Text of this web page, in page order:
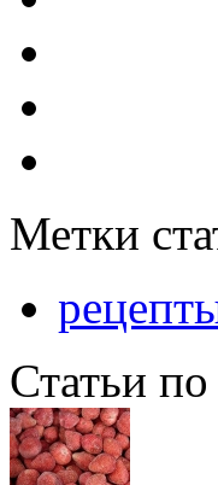
Метки
Статьи